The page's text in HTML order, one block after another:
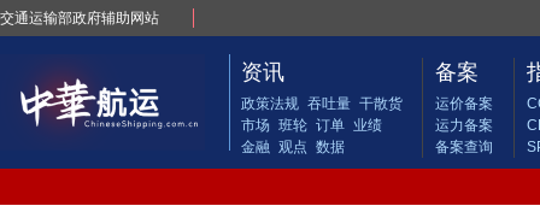
交通运输部政府辅助网站
资讯
政策法规 吞吐量 干散货
市场 班轮 订单 业绩
金融 观点 数据
备案
运价备案
运力备案
备案查询